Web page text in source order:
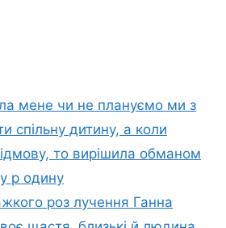
мене чи не плануємо ми з
спільну дитину, а коли
то вирішила обманом
р одину
роз лучення Ганна